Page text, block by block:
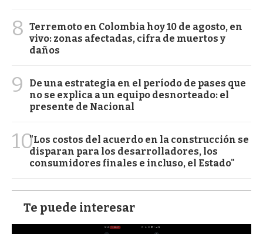
8 Terremoto en Colombia hoy 10 de agosto, en
vivo: zonas afectadas, cifra de muertos y
daños
9
De una estrategia en el período de pases que
no se explica a un equipo desnorteado: el
presente de Nacional
10"Los costos del acuerdo en la construcción se
disparan para los desarrolladores, los
consumidores finales e incluso, el Estado"
Te puede interesar